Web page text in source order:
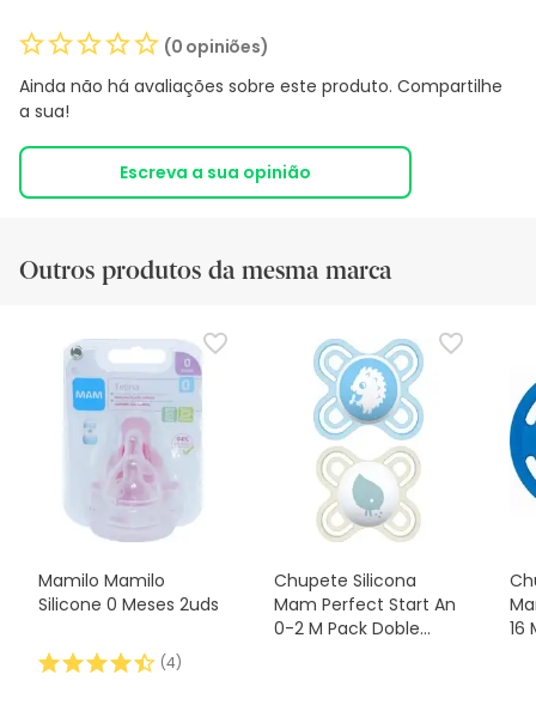
(0 opiniões)
Ainda não há avaliações sobre este produto. Compartilhe
a sua!
Escreva a sua opinião
Outros produtos da mesma marca
Mamilo Mamilo
Silicone 0 Meses 2uds
(4)
Chupete Silicona
Mam Perfect Start An
0-2 M Pack Doble
16